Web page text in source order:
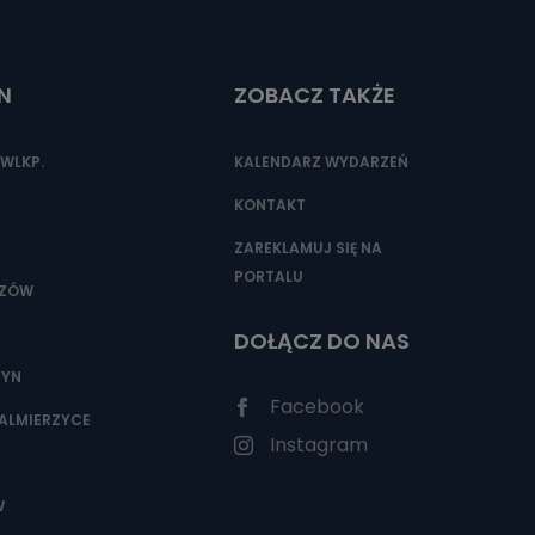
ZOBACZ TAKŻE
KALENDARZ WYDARZEŃ
KONTAKT
ZAREKLAMUJ SIĘ NA
PORTALU
DOŁĄCZ DO NAS
Facebook
Instagram